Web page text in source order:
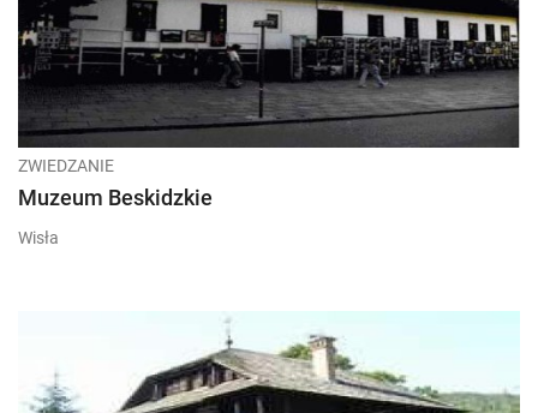
ZWIEDZANIE
Muzeum Beskidzkie
Wisła